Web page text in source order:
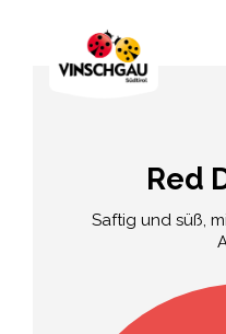
Red
Saftig und süß,